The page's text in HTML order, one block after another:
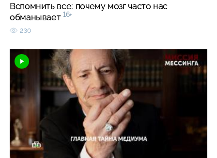
Вспомнить все: почему мозг часто нас
обманывает 16+
230